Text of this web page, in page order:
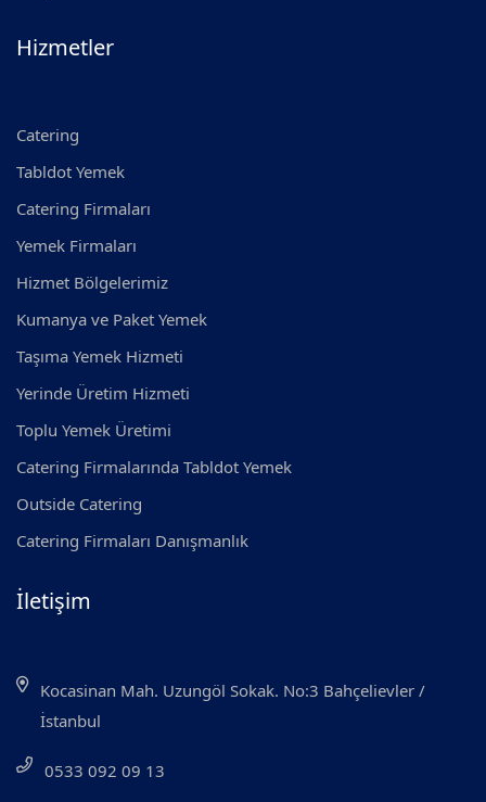
Hizmetler
Catering
Tabldot Yemek
Catering Firmaları
Yemek Firmaları
Hizmet Bölgelerimiz
Kumanya ve Paket Yemek
Taşıma Yemek Hizmeti
Yerinde Üretim Hizmeti
Toplu Yemek Üretimi
Catering Firmalarında Tabldot Yemek
Outside Catering
Catering Firmaları Danışmanlık
İletişim
Kocasinan Mah. Uzungöl Sokak. No:3 Bahçelievler /
İstanbul
0533 092 09 13